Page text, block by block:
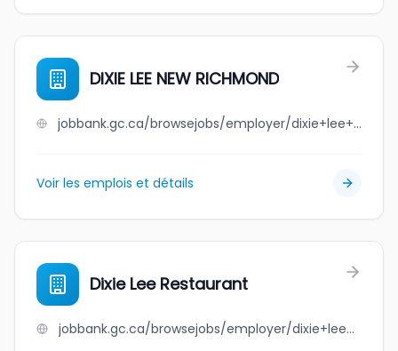
DIXIE LEE NEW RICHMOND
jobbank.gc.ca/browsejobs/employer/dixie+lee+new+richmond/ca
Voir les emplois et détails
Dixie Lee Restaurant
jobbank.gc.ca/browsejobs/employer/dixie+lee+restaurant/ca